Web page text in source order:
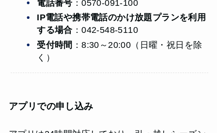
電話番号 ：0570-091-100
IP電話や携帯電話のかけ放題プランを利用
する場合 ：042-548-5110
受付時間 ：8:30～20:00（日曜・祝日を除
く）
アプリでの申し込み